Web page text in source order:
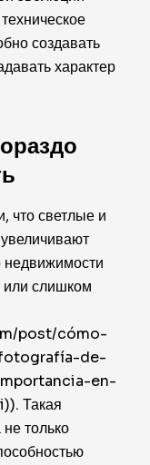
создавать
характер
что светлые и
слишком
post/cómo-
de-
en-
Такая
только